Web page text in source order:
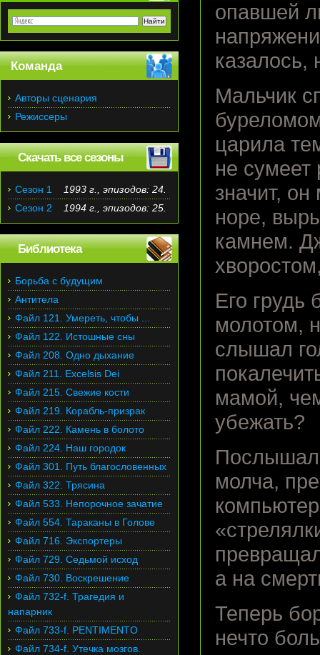
опавшей
казалось,
Мальчик
царила
не сумеет
значит,
норе,
камнем.
Его грудь
молотом,
слышал
мамой,
убежать?
молча,
а на
Теперь
нечто
Команда
Авторы сценария
Режиссеры
Скачать все сезоны
Сезон 1
1993 г., эпизодов: 24.
Сезон 2
1994 г., эпизодов: 25.
Библиотека
Борьба с будущим
Антитела
Файл 121. Умереть, чтобы ...
Файл 122. Истошные сны
Файл 208. Одно дыхание
Файл 211. Excelsis Dei
Файл 215. Свежие кости
Файл 219. Корабль-призрак
Файл 222. Камень в болото
Файл 224. Наш городок
Файл 301. Путь благословенных
Файл 322. Трясина
Файл 533. Непорочное зачатие
Файл 554. Тараканы в Голове
Файл 716. Экспортеры
Файл 729. Седьмой исход
Файл 730. Воскрешение
Файл 732-f. Трагедия и
напарник
Файл 733-f. PENTIMENTO
Файл 734-f. Утечка мозгов.